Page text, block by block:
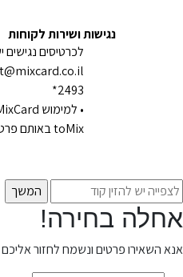
נגישות ושירות לקוחות
לכרטיסים נגישים
2493*
toMix באותם פרטי התקשרות
אחלה בחירה!
אנא השאירו פרטים ונשמח לחזור